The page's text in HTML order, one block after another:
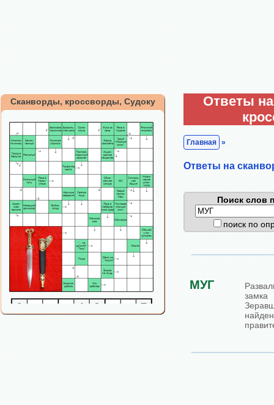
Сканворды, кроссворды, Судоку
Ответы
Главная »
Ответы на
Поиск слов
поиск по
МУГ